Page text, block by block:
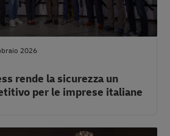
rende la sicurezza un
per le imprese italiane
2026